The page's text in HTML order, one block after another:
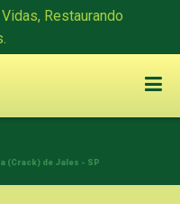
Restaurando
(Crack) de Jales - SP